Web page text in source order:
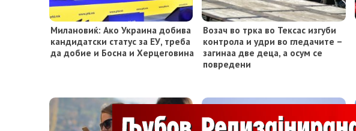
Милановиќ: Ако Украина добива
кандидатски статус за ЕУ, треба
да добие и Босна и Херцеговина
Возач во трка во Teксас изгуби
контрола и удри во гледачите –
загинаа две деца, а осум се
повредени